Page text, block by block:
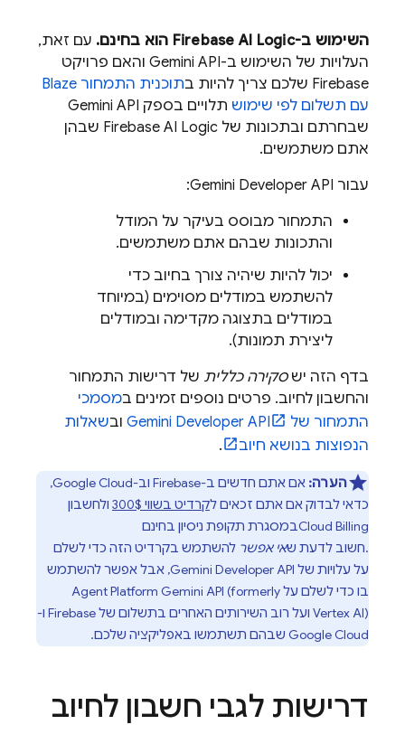
השימוש ב-Firebase AI Logic הוא בחינם. עם זאת,
העלויות של השימוש ב-Gemini API והאם פרויקט
Firebase שלכם צריך להיות ב
תוכנית התמחור Blaze
עם תשלום לפי שימוש תלויים בספק Gemini API
שבחרתם ובתכונות של Firebase AI Logic שבהן
אתם משתמשים.
עבור Gemini Developer API
:
התמחור מבוסס בעיקר על המודל
והתכונות שבהם אתם משתמשים.
יכול להיות שיהיה צורך בחיוב כדי
להשתמש במודלים מסוימים (במיוחד
במודלים בתצוגה מקדימה ובמודלים
ליצירת תמונות).
בדף הזה ישסקירה כללית של דרישות התמחור
והחשבון לחיוב. פרטים נוספים זמינים במסמכי
התמחור של
Gemini Developer API ובשאלות
הנפוצות בנושא חיוב
.
הערה: אם אתם חדשים ב-Firebase וב- Google Cloud
,
כדאי לבדוק אם אתם זכאים לקרדיט בשווי 300$
ולחשבון
Cloud Billingבמסגרת תקופת ניסיון בחינם
.חשוב לדעת שאי אפשר להשתמש בקרדיט הזה כדי לשלם
על עלויות של Gemini Developer API, אבל אפשר להשתמש
בו כדי לשלם על
Agent Platform Gemini API (formerly
Vertex AI) ועל רוב השירותים האחרים בתשלום של Firebase ו-
Google Cloud שבהם תשתמשו באפליקציה שלכם.
דרישות לגבי חשבון לחיוב